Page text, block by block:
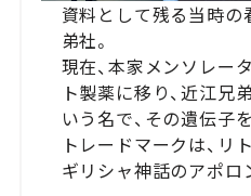
資料として残る当時の
弟社。
現在、本家メンソレー
ト製薬に移り、近江兄
いう名で、その遺伝子
トレードマークは、リ
ギリシャ神話のアポロ